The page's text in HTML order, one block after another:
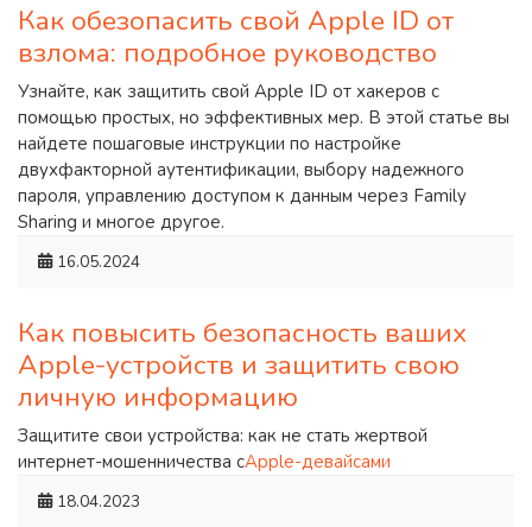
Как обезопасить свой Apple ID от
взлома: подробное руководство
Узнайте, как защитить свой Apple ID от хакеров с
помощью простых, но эффективных мер. В этой статье вы
найдете пошаговые инструкции по настройке
двухфакторной аутентификации, выбору надежного
пароля, управлению доступом к данным через Family
Sharing и многое другое.
16.05.2024
Как повысить безопасность ваших
Apple-устройств и защитить свою
личную информацию
Защитите свои устройства: как не стать жертвой
интернет-мошенничества сApple-девайсами
18.04.2023